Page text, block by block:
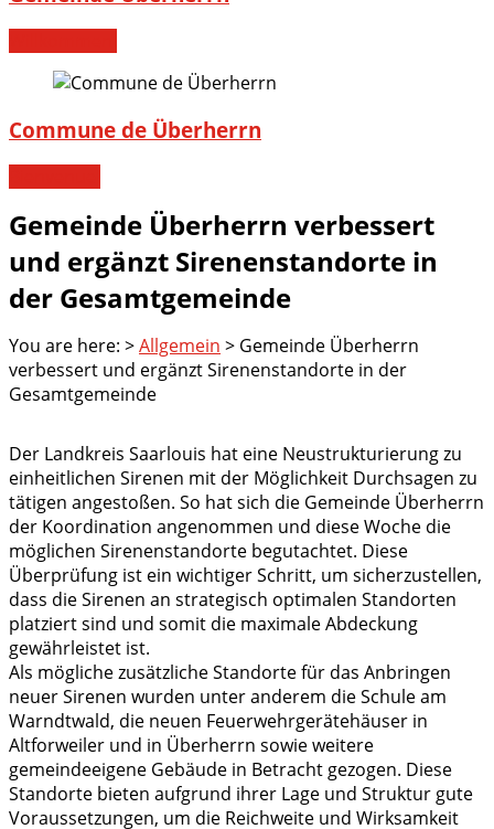
Commune de Überherrn
Gemeinde Überherrn verbessert
und ergänzt Sirenenstandorte in
der Gesamtgemeinde
You are here: >Allgemein > Gemeinde Überherrn
verbessert und ergänzt Sirenenstandorte in der
Gesamtgemeinde
Der Landkreis Saarlouis hat eine Neustrukturierung zu
einheitlichen Sirenen mit der Möglichkeit Durchsagen zu
tätigen angestoßen. So hat sich die Gemeinde Überherrn
der Koordination angenommen und diese Woche die
möglichen Sirenenstandorte begutachtet. Diese
Überprüfung ist ein wichtiger Schritt, um sicherzustellen,
dass die Sirenen an strategisch optimalen Standorten
platziert sind und somit die maximale Abdeckung
gewährleistet ist.
Als mögliche zusätzliche Standorte für das Anbringen
neuer Sirenen wurden unter anderem die Schule am
Warndtwald, die neuen Feuerwehrgerätehäuser in
Altforweiler und in Überherrn sowie weitere
gemeindeeigene Gebäude in Betracht gezogen. Diese
Standorte bieten aufgrund ihrer Lage und Struktur gute
Voraussetzungen, um die Reichweite und Wirksamkeit